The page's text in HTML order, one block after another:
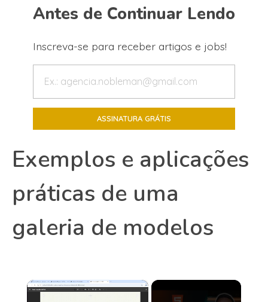
Antes de Continuar Lendo
Inscreva-se para receber artigos e jobs!
Exemplos e aplicações
práticas de uma
galeria de modelos
×